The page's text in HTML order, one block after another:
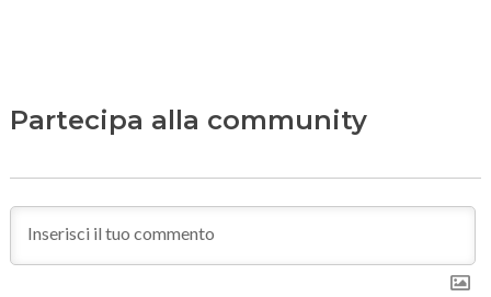
Partecipa alla community